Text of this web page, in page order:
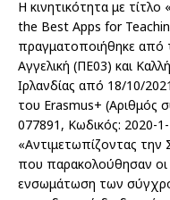
Η κινητικότητα με
the Best Apps for
πραγματοποιήθηκε από
Αγγελική (ΠΕ03) και
Ιρλανδίας από 18/10/
του Erasmus+ (Αριθμός
077891, Κωδικός: 2020-
«Αντιμετωπίζοντας την
που παρακολούθησαν οι
ενσωμάτωση των